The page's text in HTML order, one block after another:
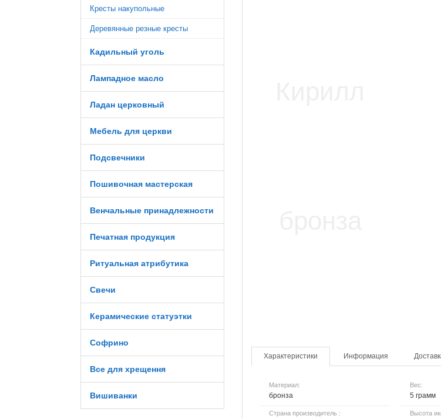
Кресты накупольные
Деревянные резные кресты
Кадильный уголь
Лампадное масло
Ладан церковный
Мебель для церкви
Подсвечники
Пошивочная мастерская
Венчальные принадлежности
Печатная продукция
Ритуальная атрибутика
Свечи
Керамические статуэтки
Софрино
Все для хрещення
Вишиванки
Характеристики Информация
Материал:
бронза
Вес:
5 грамм
Страна производитель : Высота